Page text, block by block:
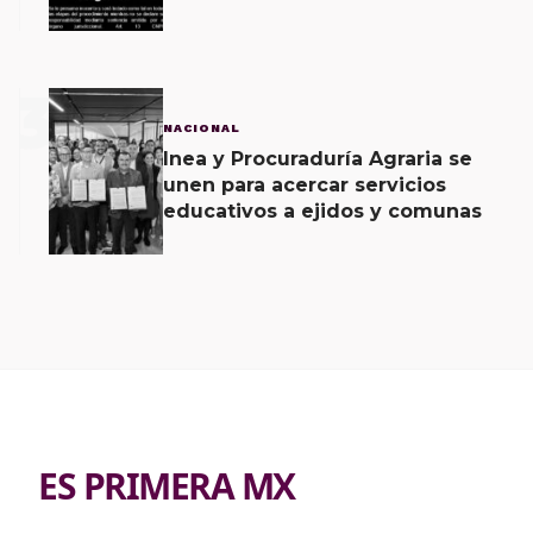
3 NACIONAL
Inea y Procuraduría Agraria se
unen para acercar servicios
educativos a ejidos y comunas
ES PRIMERA MX